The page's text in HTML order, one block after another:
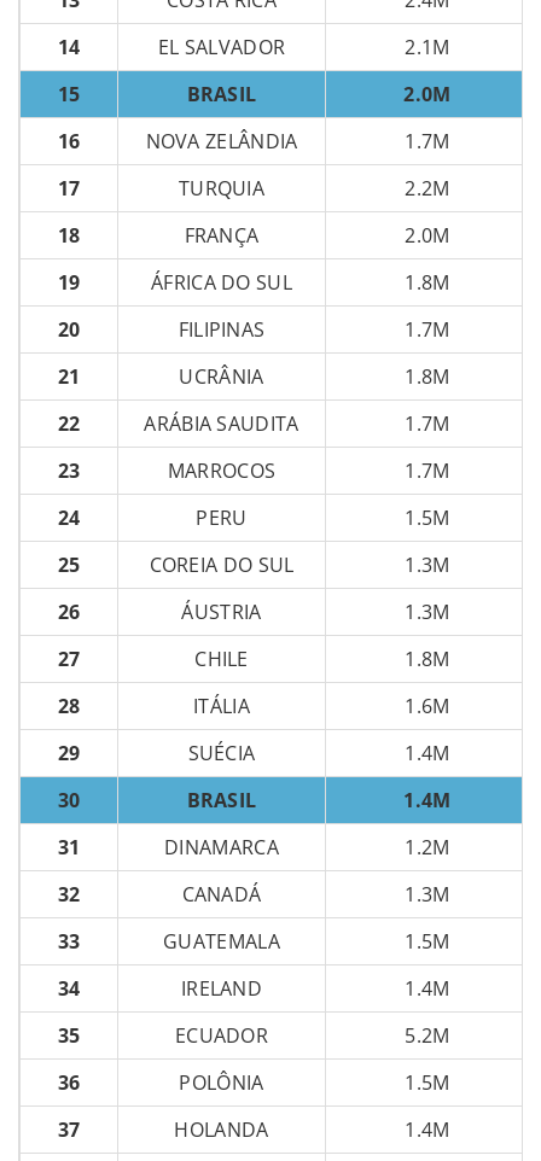
14
EL SALVADOR
2.1M
15
BRASIL
2.0M
16
NOVA ZELÂNDIA
1.7M
17
TURQUIA
2.2M
18
FRANÇA
2.0M
19
ÁFRICA DO SUL
1.8M
20
FILIPINAS
1.7M
21
UCRÂNIA
1.8M
22
ARÁBIA SAUDITA
1.7M
23
MARROCOS
1.7M
24
PERU
1.5M
25
COREIA DO SUL
1.3M
26
ÁUSTRIA
1.3M
27
CHILE
1.8M
28
ITÁLIA
1.6M
29
SUÉCIA
1.4M
30
BRASIL
1.4M
31
DINAMARCA
1.2M
32
CANADÁ
1.3M
33
GUATEMALA
1.5M
34
IRELAND
1.4M
35
ECUADOR
5.2M
36
POLÔNIA
1.5M
37
HOLANDA
1.4M